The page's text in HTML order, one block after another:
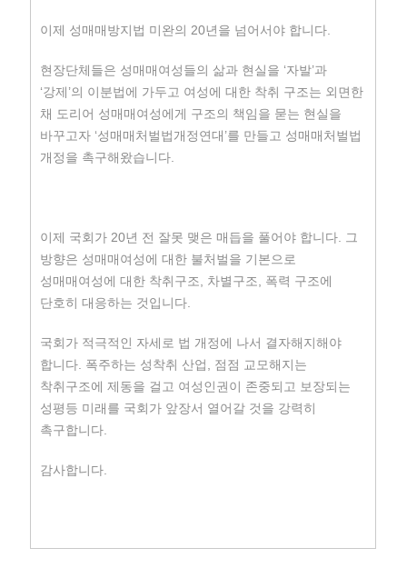
이제 성매매방지법 미완의 20년을 넘어서야 합니다.
현장단체들은 성매매여성들의 삶과 현실을 ‘자발’과
‘강제’의 이분법에 가두고 여성에 대한 착취 구조는 외면한
채 도리어 성매매여성에게 구조의 책임을 묻는 현실을
바꾸고자 ‘성매매처벌법개정연대’를 만들고 성매매처벌법
개정을 촉구해왔습니다.
이제 국회가 20년 전 잘못 맺은 매듭을 풀어야 합니다. 그
방향은 성매매여성에 대한 불처벌을 기본으로
성매매여성에 대한 착취구조, 차별구조, 폭력 구조에
단호히 대응하는 것입니다.
국회가 적극적인 자세로 법 개정에 나서 결자해지해야
합니다. 폭주하는 성착취 산업, 점점 교모해지는
착취구조에 제동을 걸고 여성인권이 존중되고 보장되는
성평등 미래를 국회가 앞장서 열어갈 것을 강력히
촉구합니다.
감사합니다.